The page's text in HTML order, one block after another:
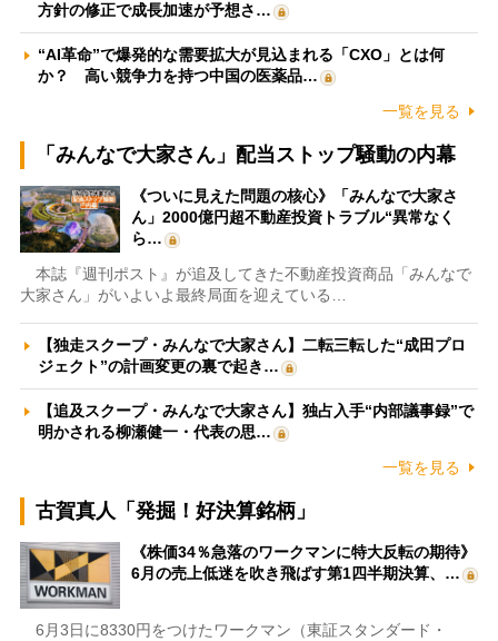
方針の修正で成長加速が予想さ…
“AI革命”で爆発的な需要拡大が見込まれる「CXO」とは何
か？ 高い競争力を持つ中国の医薬品…
一覧を見る
「みんなで大家さん」配当ストップ騒動の内幕
《ついに見えた問題の核心》「みんなで大家さ
ん」2000億円超不動産投資トラブル“異常なく
ら…
本誌『週刊ポスト』が追及してきた不動産投資商品「みんなで
大家さん」がいよいよ最終局面を迎えている…
【独走スクープ・みんなで大家さん】二転三転した“成田プロ
ジェクト”の計画変更の裏で起き…
【追及スクープ・みんなで大家さん】独占入手“内部議事録”で
明かされる柳瀬健一・代表の思…
一覧を見る
古賀真人「発掘！好決算銘柄」
《株価34％急落のワークマンに特大反転の期待》
6月の売上低迷を吹き飛ばす第1四半期決算、…
6月3日に8330円をつけたワークマン（東証スタンダード・